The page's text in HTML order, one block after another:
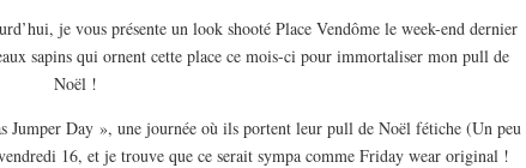
je vous présente un look shooté Place Vendôme le week-end dernier
sapins qui ornent cette place ce mois-ci pour immortaliser mon pull de
Noël !
Jumper Day », une journée où ils portent leur pull de Noël fétiche (Un peu
16, et je trouve que ce serait sympa comme Friday wear original !